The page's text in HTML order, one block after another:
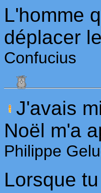
L'homme
déplacer
Confucius
J'avais
Noël m'a
Philippe
Lorsque